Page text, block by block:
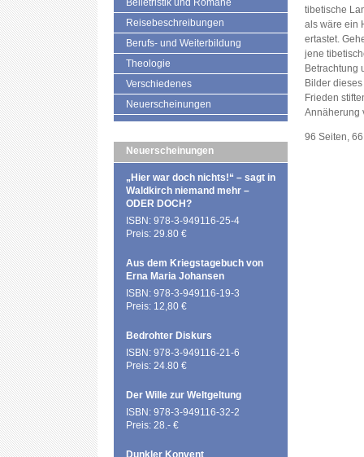
Belletristik und Romane
Reisebeschreibungen
Berufs- und Weiterbildung
Theologie
Verschiedenes
Neuerscheinungen
Neuerscheinungen
„Hier war doch nichts!“ – sagt in
Waldkirch niemand mehr –
ODER DOCH?
ISBN: 978-3-949116-25-4
Preis: 29.80 €
Aus dem Kriegstagebuch von
Erna Maria Johansen
ISBN: 978-3-949116-19-3
Preis: 12,80 €
Bedrohter Diskurs
ISBN: 978-3-949116-21-6
Preis: 24.80 €
Der Wille zur Weltgeltung
ISBN: 978-3-949116-32-2
Preis: 28.- €
Dunkler Konvent
tibetische
als wäre ein
ertastet.
jene
Betrachtung
Bilder
Frieden
Annäherung
96 Seiten,